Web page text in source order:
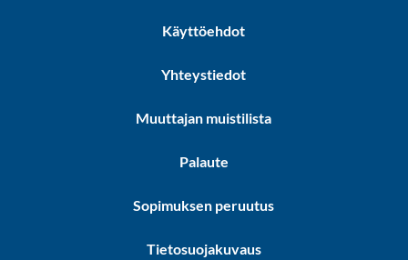
Käyttöehdot
Yhteystiedot
Muuttajan muistilista
Palaute
Sopimuksen peruutus
Tietosuojakuvaus